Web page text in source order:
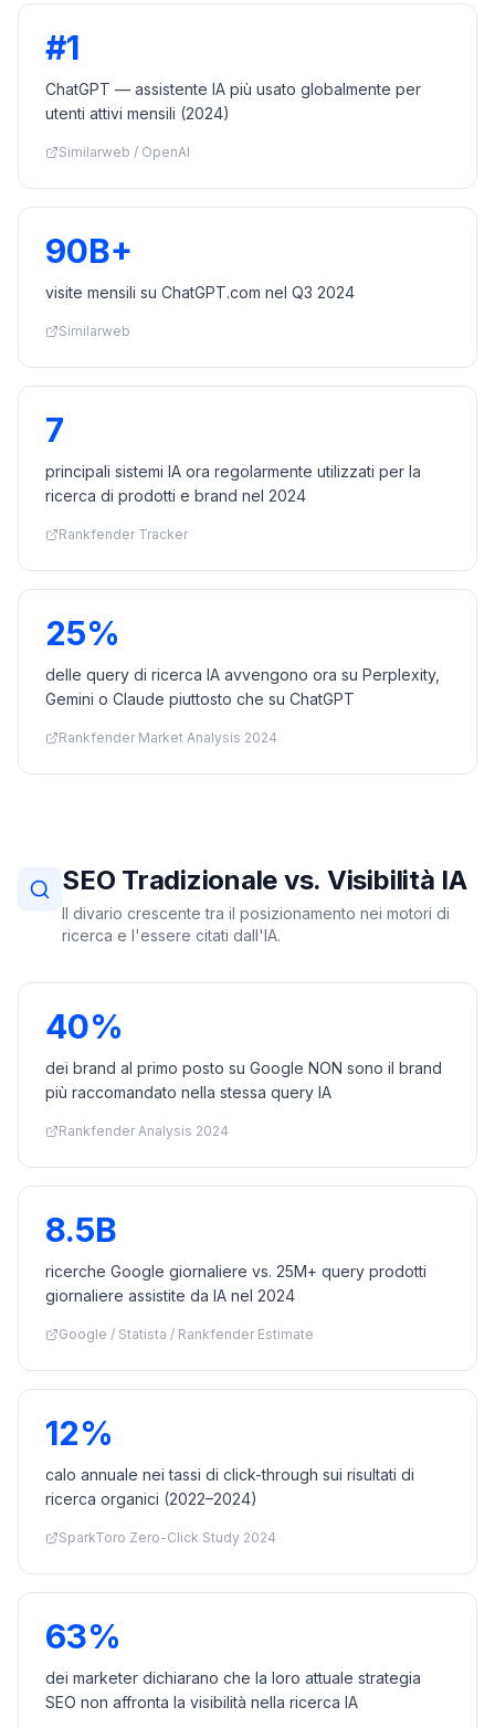
#1
ChatGPT — assistente IA più usato globalmente per
utenti attivi mensili (2024)
Similarweb / OpenAI
90B+
visite mensili su ChatGPT.com nel Q3 2024
Similarweb
7
principali sistemi IA ora regolarmente utilizzati per la
ricerca di prodotti e brand nel 2024
Rankfender Tracker
25%
delle query di ricerca IA avvengono ora su Perplexity,
Gemini o Claude piuttosto che su ChatGPT
Rankfender Market Analysis 2024
SEO Tradizionale vs. Visibilità IA
Il divario crescente tra il posizionamento nei motori di
ricerca e l'essere citati dall'IA.
40%
dei brand al primo posto su Google NON sono il brand
più raccomandato nella stessa query IA
Rankfender Analysis 2024
8.5B
ricerche Google giornaliere vs. 25M+ query prodotti
giornaliere assistite da IA nel 2024
Google / Statista / Rankfender Estimate
12%
calo annuale nei tassi di click-through sui risultati di
ricerca organici (2022–2024)
SparkToro Zero-Click Study 2024
63%
dei marketer dichiarano che la loro attuale strategia
SEO non affronta la visibilità nella ricerca IA